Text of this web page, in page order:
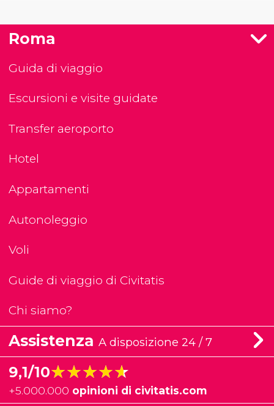
Roma
Guida di viaggio
Escursioni e visite guidate
Transfer aeroporto
Hotel
Appartamenti
Autonoleggio
Voli
Guide di viaggio di Civitatis
Chi siamo?
Assistenza A disposizione 24 / 7
9,1/10★★★★★
★★★★★
+5.000.000 opinioni di civitatis.com